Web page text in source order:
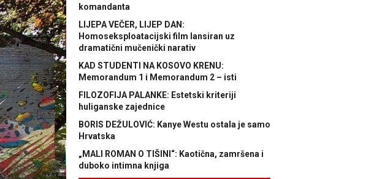
komandanta
LIJEPA VEČER, LIJEP DAN:
Homoseksploatacijski film lansiran uz
dramatični mučenički narativ
KAD STUDENTI NA KOSOVO KRENU:
Memorandum 1 i Memorandum 2 – isti
FILOZOFIJA PALANKE: Estetski kriteriji
huliganske zajednice
BORIS DEŽULOVIĆ: Kanye Westu ostala je samo
Hrvatska
„MALI ROMAN O TIŠINI“: Kaotična, zamršena i
duboko intimna knjiga